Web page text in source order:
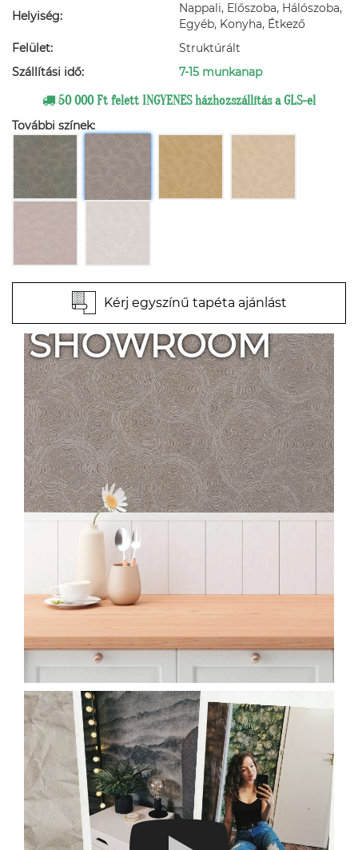
Helyiség:
Nappali, Előszoba, Hálószoba,
Egyéb, Konyha, Étkező
Felület:
Struktúrált
Szállítási idő:
7-15 munkanap
50 000 Ft felett INGYENES házhozszállítás a GLS-el
További színek:
Kérj egyszínű tapéta ajánlást
SHOWROOM